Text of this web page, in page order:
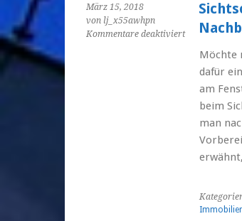
März 15, 2018
von lj_x55awhpn
Kommentare deaktiviertfür
anbringen vor
Blicken
Nachbarn
Passanten
Möchte
dafür
am
beim
man